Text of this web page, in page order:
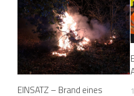
EINSATZ – Brand eines